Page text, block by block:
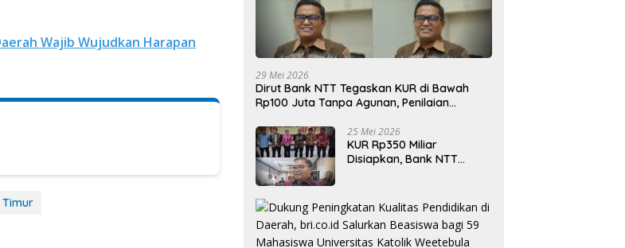
Wajib Wujudkan Harapan
Timur
29 Mei 2026
Dirut Bank NTT Tegaskan KUR di Bawah
Rp100 Juta Tanpa Agunan, Penilaian
25 Mei 2026
KUR Rp350 Miliar
Disiapkan, Bank NTT